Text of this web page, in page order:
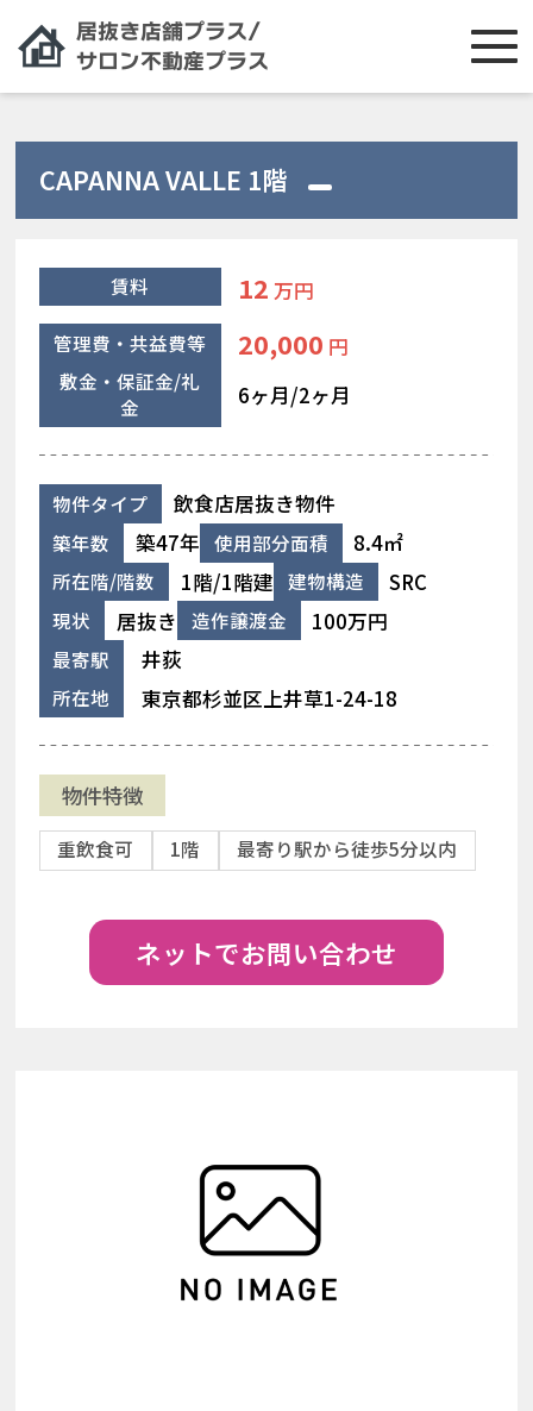
CAPANNA VALLE 1階
賃料 12 万円
管理費・共益費等 20,000 円
敷金・保証金/礼
金
6ヶ月/2ヶ月
物件タイプ 飲食店居抜き物件
築年数 築47年 使用部分面積 8.4㎡
所在階/階数 1階/1階建 建物構造 SRC
現状 居抜き 造作譲渡金 100万円
最寄駅 井荻
所在地 東京都杉並区上井草1-24-18
物件特徴
重飲食可 1階 最寄り駅から徒歩5分以内
ネットでお問い合わせ